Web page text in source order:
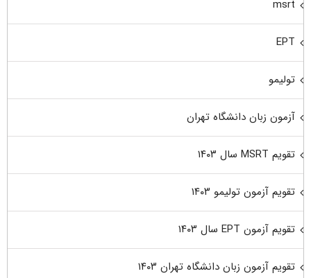
msrt
EPT
تولیمو
آزمون زبان دانشگاه تهران
تقویم MSRT سال ۱۴۰۳
تقویم آزمون تولیمو ۱۴۰۳
تقویم آزمون EPT سال ۱۴۰۳
تقویم آزمون زبان دانشگاه تهران ۱۴۰۳